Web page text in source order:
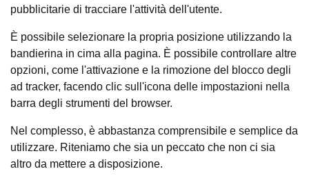
pubblicitarie di tracciare l'attività dell'utente.
È possibile selezionare la propria posizione utilizzando la
bandierina in cima alla pagina. È possibile controllare altre
opzioni, come l'attivazione e la rimozione del blocco degli
ad tracker, facendo clic sull'icona delle impostazioni nella
barra degli strumenti del browser.
Nel complesso, è abbastanza comprensibile e semplice da
utilizzare. Riteniamo che sia un peccato che non ci sia
altro da mettere a disposizione.